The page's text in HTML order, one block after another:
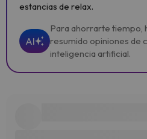
estancias de relax.
AI
Para ahorrarte tiempo,
resumido opiniones de
inteligencia artificial.